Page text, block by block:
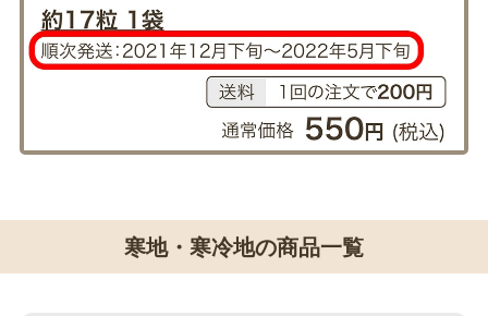
寒地・寒冷地の商品一覧